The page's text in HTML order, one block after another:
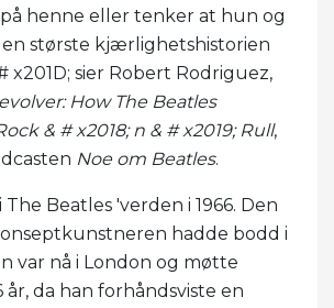
henne eller tenker at hun og
største kjærlighetshistorien
x201D; sier Robert Rodriguez,
How The Beatles
& # x2018; n & # x2019; Rull,
Noe om Beatles.
Beatles 'verden i 1966. Den
hadde bodd i
var nå i London og møtte
år, da han forhåndsviste en